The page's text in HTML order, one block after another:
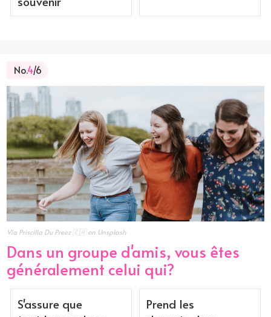
No.4/6
Via Priscilla Du Preez 🇨🇦 on Unsplash
Dans un groupe d'amis, vous êtes
généralement celui qui?
S'assure que
Prend les